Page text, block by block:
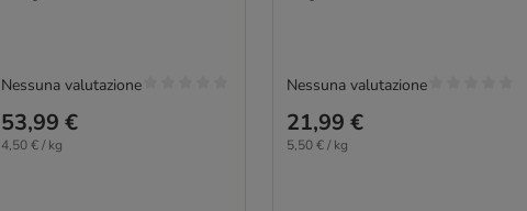
53,99 €
4,50 € / kg
Nessuna valutazione
21,99 €
5,50 € / kg
Nessuna valutazione